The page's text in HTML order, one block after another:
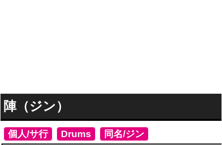
陣（ジン）
個人/サ行] Drums 同名/ジン